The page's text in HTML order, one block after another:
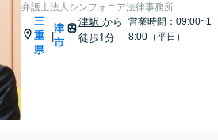
弁護士法人シンフォニア法律事務所
三
重
県
|
津
市
津駅から
徒歩1分
営業時間：09:00~1
8:00（平日）